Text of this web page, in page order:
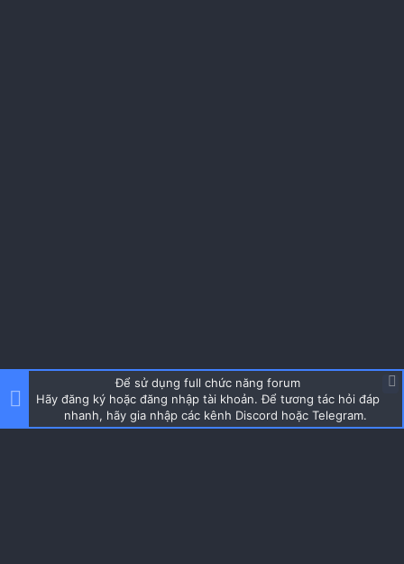
Để sử dụng full chức năng forum
Hãy đăng ký hoặc đăng nhập tài khoản. Để tương tác hỏi đáp
nhanh, hãy gia nhập các kênh Discord hoặc Telegram.